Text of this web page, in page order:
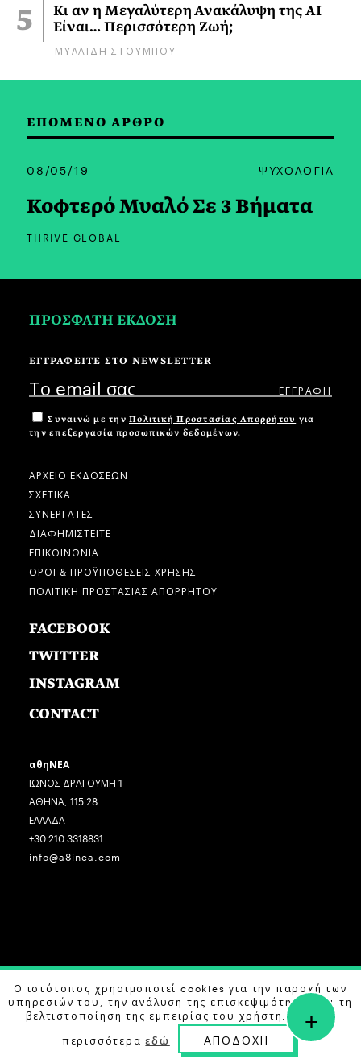
Κι αν η Μεγαλύτερη Ανακάλυψη της AI
Είναι… Περισσότερη Ζωή;
ΜΥΛΑΙΔΗ ΣΤΟΥΜΠΟΥ
ΕΠΟΜΕΝΟ ΑΡΘΡΟ
08/05/19 ΨΥΧΟΛΟΓΙΑ
Κοφτερό Μυαλό Σε 3 Βήματα
THRIVE GLOBAL
ΠΡΟΣΦΑΤΗ ΕΚΔΟΣΗ
ΕΓΓΡΑΦΕΙΤΕ ΣΤΟ NEWSLETTER
Συναινώ με την Πολιτική Προστασίας Απορρήτου για
την επεξεργασία προσωπικών δεδομένων.
ΑΡΧΕΙΟ ΕΚΔΟΣΕΩΝ
ΣΧΕΤΙΚΑ
ΣΥΝΕΡΓΑΤΕΣ
ΔΙΑΦΗΜΙΣΤΕΙΤΕ
ΕΠΙΚΟΙΝΩΝΙΑ
ΟΡΟΙ & ΠΡΟΫΠΟΘΕΣΕΙΣ ΧΡΗΣΗΣ
ΠΟΛΙΤΙΚΗ ΠΡΟΣΤΑΣΙΑΣ ΑΠΟΡΡΗΤΟΥ
FACEBOOK
TWITTER
INSTAGRAM
CONTACT
αθηΝΕΑ
ΙΩΝΟΣ ΔΡΑΓΟΥΜΗ 1
ΑΘΗΝΑ, 115 28
ΕΛΛΑΔΑ
+30 210 3318831
info@a8inea.com
COPYRIGHT © 2026 αθηΝΕΑ, ALL RIGHTS RESERVED.
DESIGN BY G DESIGN STUDIO. DEVELOPED BYB LABS
Ο ιστότοπος χρησιμοποιεί cookies για την παροχή των
υπηρεσιών του, την ανάλυση της επισκεψιμότητας και τη
βελτιστοποίηση της εμπειρίας του χρήστη. Μάθετε
περισσότεραεδώ ΑΠΟΔΟΧΗ
+